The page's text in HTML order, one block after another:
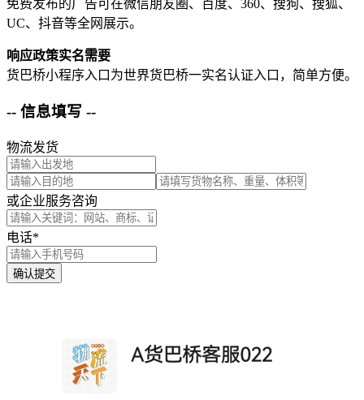
免费发布的广告可在微信朋友圈、百度、360、搜狗、搜狐、
UC、抖音等全网展示。
响应政策实名需要
货巴桥小程序入口为世界货巴桥一实名认证入口，简单方便。
-- 信息填写 --
物流发货
或企业服务咨询
电话*
确认提交